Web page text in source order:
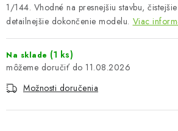
O Nás Moja objednávka Kontakty
Postup pri podávaní sťažností
Prevodník modelárskych farieb
1/144. Vhodné na presnejšiu stavbu,
detailnejšie dokončenie modelu. Viac
Na sklade (1 ks)
11.08.2026
Možnosti doručenia